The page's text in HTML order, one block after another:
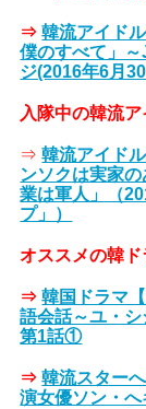
⇒ 韓流アイド
僕のすべて」
ジ(2016年6月
入隊中の韓流
⇒ 韓流アイド
ンソクは実家
業は軍人」（
プ」）
オススメの韓ド
⇒ 韓国ドラマ
語会話～ユ・
第1話①
⇒ 韓流スター
演女優ソン・